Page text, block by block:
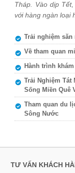
Tháp. Vào dịp
với hàng ngàn loại
Trải nghiệm săn
Về tham quan
Hành trình
Trải Nghiệm Tát
Sống Miền Quê
Tham quan du
Sông Nước
TƯ VẤN KHÁCH